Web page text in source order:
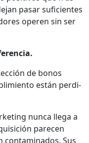
pasar sufi­cientes
operen sin ser
de bonos
están per­di­
nun­ca lle­ga a
pare­cen
con­t­a­m­i­na­dos. Sus